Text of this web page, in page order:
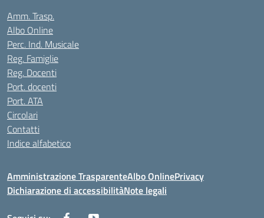
Amm. Trasp.
Albo Online
Perc. Ind. Musicale
Reg. Famiglie
Reg. Docenti
Port. docenti
Port. ATA
Circolari
Contatti
Indice alfabetico
Amministrazione TrasparenteAlbo OnlinePrivacy
Dichiarazione di accessibilitàNote legali